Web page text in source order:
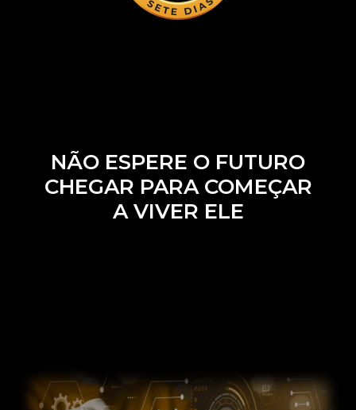
NÃO ESPERE O FUTURO
CHEGAR PARA COMEÇAR
A VIVER ELE